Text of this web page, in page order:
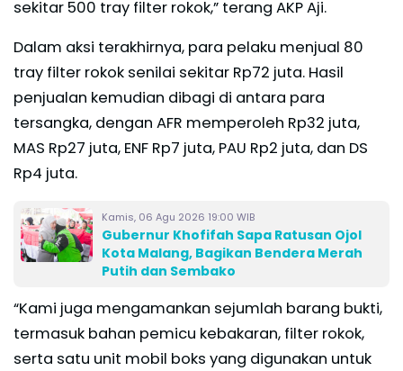
sekitar 500 tray filter rokok,” terang AKP Aji.
Dalam aksi terakhirnya, para pelaku menjual 80
tray filter rokok senilai sekitar Rp72 juta. Hasil
penjualan kemudian dibagi di antara para
tersangka, dengan AFR memperoleh Rp32 juta,
MAS Rp27 juta, ENF Rp7 juta, PAU Rp2 juta, dan DS
Rp4 juta.
Kamis, 06 Agu 2026 19:00 WIB
Gubernur Khofifah Sapa Ratusan Ojol
Kota Malang, Bagikan Bendera Merah
Putih dan Sembako
“Kami juga mengamankan sejumlah barang bukti,
termasuk bahan pemicu kebakaran, filter rokok,
serta satu unit mobil boks yang digunakan untuk